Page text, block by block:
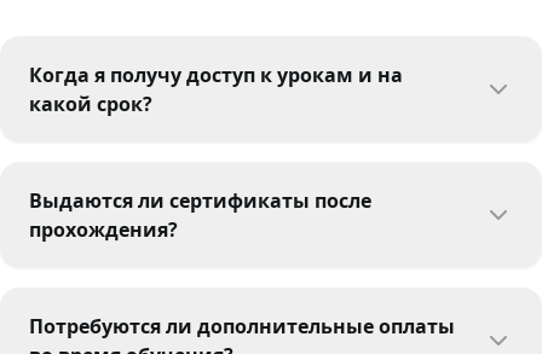
Когда я получу доступ к урокам и на
какой срок?
Выдаются ли сертификаты после
прохождения?
Потребуются ли дополнительные оплаты